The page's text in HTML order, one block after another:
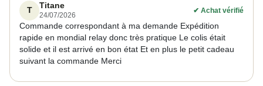
T
Titane
24/07/2026
✔ Achat vérifié
Commande correspondant à ma demande Expédition
rapide en mondial relay donc très pratique Le colis était
solide et il est arrivé en bon état Et en plus le petit cadeau
suivant la commande Merci